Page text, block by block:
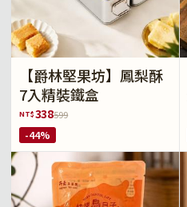
【爵林堅果坊】鳳梨酥
7入精裝鐵盒
NT$338599
-44%